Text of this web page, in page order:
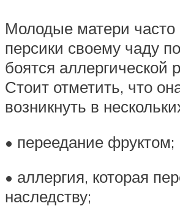
Молодые матери
персики своему чаду
боятся аллергической
Стоит отметить, что
возникнуть в
• переедание фруктом;
• аллергия, которая
наследству;